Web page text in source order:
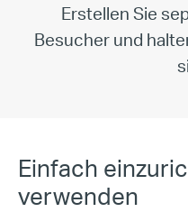
Erstellen Sie
Besucher und
Einfach
verwenden